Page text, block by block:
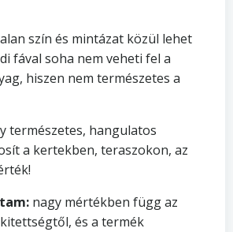
szín és mintázat közül lehet
fával soha nem veheti fel a
hiszen nem természetes a
természetes, hangulatos
a kertekben, teraszokon, az
nagy mértékben függ az
és a termék